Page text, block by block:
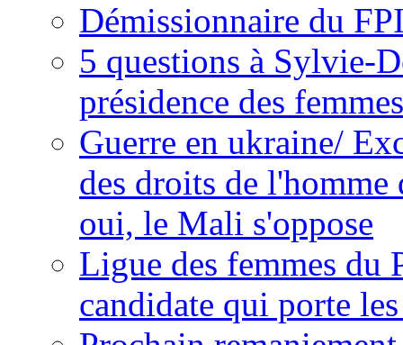
Démissionnaire du
5 questions à Sylvie-
présidence des
Guerre en ukraine/
des droits de
oui, le Mali s'oppose
Ligue des femmes du
candidate qui porte